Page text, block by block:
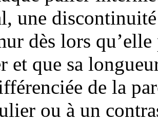
une
dès lors
et que sa
de la
ou à un